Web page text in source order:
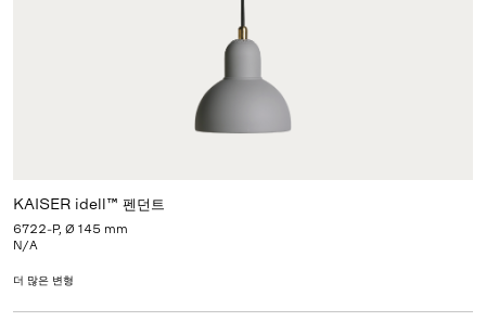
KAISER idell™ 펜던트
6722-P, Ø 145 mm
N/A
더 많은 변형